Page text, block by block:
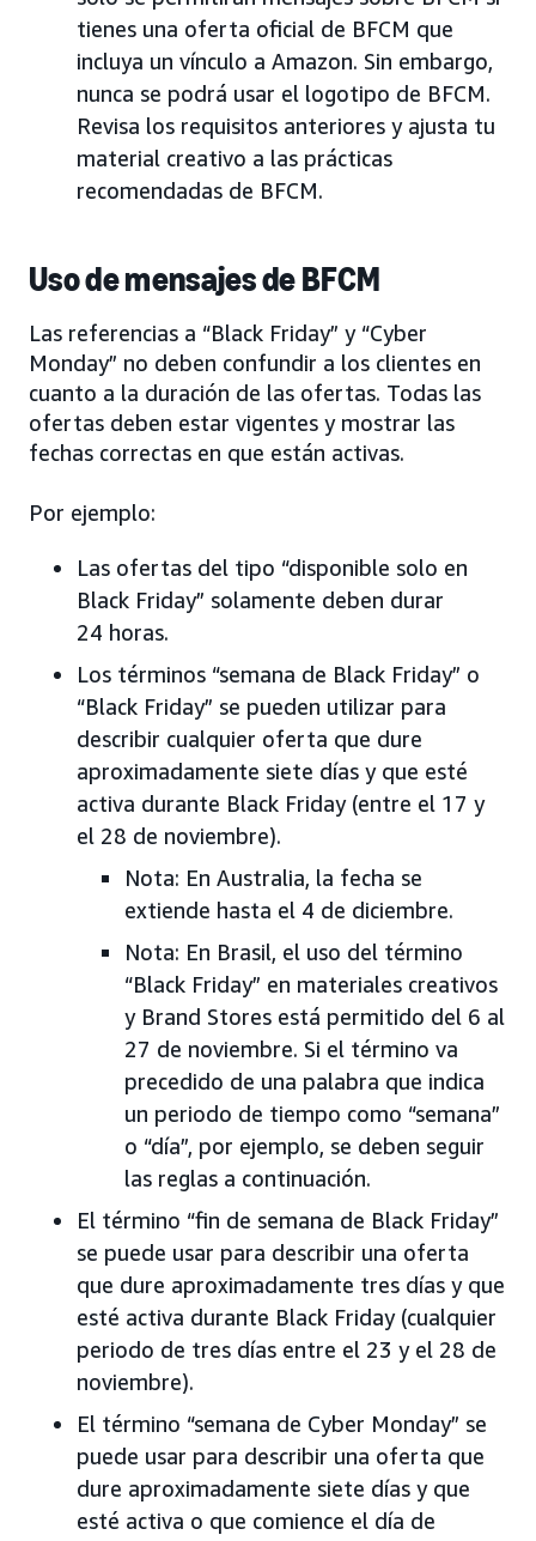
tienes una oferta oficial de BFCM que
incluya un vínculo a Amazon. Sin embargo,
nunca se podrá usar el logotipo de BFCM.
Revisa los requisitos anteriores y ajusta tu
material creativo a las prácticas
recomendadas de BFCM.
Uso de mensajes de BFCM
Las referencias a “Black Friday” y “Cyber
Monday” no deben confundir a los clientes en
cuanto a la duración de las ofertas. Todas las
ofertas deben estar vigentes y mostrar las
fechas correctas en que están activas.
Por ejemplo:
Las ofertas del tipo “disponible solo en
Black Friday” solamente deben durar
24 horas.
Los términos “semana de Black Friday” o
“Black Friday” se pueden utilizar para
describir cualquier oferta que dure
aproximadamente siete días y que esté
activa durante Black Friday (entre el 17 y
el 28 de noviembre).
Nota: En Australia, la fecha se
extiende hasta el 4 de diciembre.
Nota: En Brasil, el uso del término
“Black Friday” en materiales creativos
y Brand Stores está permitido del 6 al
27 de noviembre. Si el término va
precedido de una palabra que indica
un periodo de tiempo como “semana”
o “día”, por ejemplo, se deben seguir
las reglas a continuación.
El término “fin de semana de Black Friday”
se puede usar para describir una oferta
que dure aproximadamente tres días y que
esté activa durante Black Friday (cualquier
periodo de tres días entre el 23 y el 28 de
noviembre).
El término “semana de Cyber Monday” se
puede usar para describir una oferta que
dure aproximadamente siete días y que
esté activa o que comience el día de